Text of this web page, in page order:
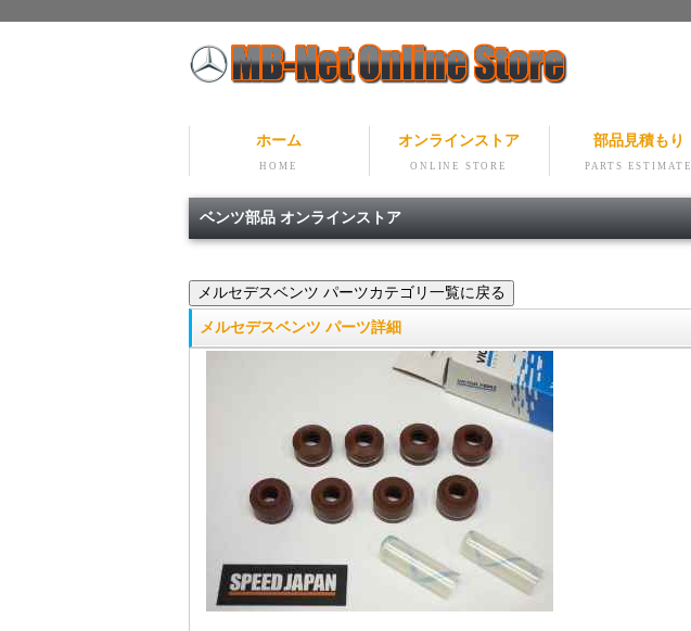
ホーム
HOME
オンラインストア
ONLINE STORE
部品見積もり
PARTS ESTIMATE
ベンツ部品 オンラインストア
メルセデスベンツ パーツ詳細